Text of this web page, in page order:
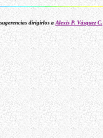
dirigirlos aAlexis P. Vásquez C.